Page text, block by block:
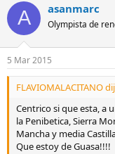
A asanmarc
Olympista de
5 Mar 2015
FLAVIOMALACITANO
Centrico si que esta, a
la Penibetica, Sierra
Mancha y media
Que estoy de Guasa!!!!